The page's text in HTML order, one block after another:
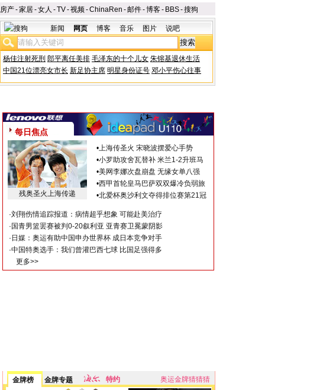
房产-家居-女人 -TV-视频-ChinaRen -邮件-博客- BBS-搜狗
新闻 网页 博客 音乐 图片 说吧
杨佳注射死刑 郎平离任美排 毛泽东的十个儿女 朱镕基退休生活
中国21位漂亮女市长 新足协主席 明星身份证号 邓小平伤心往事
每日焦点
残奥圣火上海传递
•上海传圣火 宋晓波摆爱心手势
•小罗助攻舍瓦替补 米兰1-2升班马
•美网李娜次盘崩盘 无缘女单八强
•西甲首轮皇马巴萨双双爆冷负弱旅
•北爱杯奥沙利文夺得排位赛第21冠
·刘翔伤情追踪报道：病情超乎想象 可能赴美治疗
· 国青男篮罢赛被判0-20叙利亚 亚青赛卫冕蒙阴影
· 日媒：奥运有助中国申办世界杯 成日本竞争对手
·中国特奥选手：我们曾灌巴西七球 比国足强得多
更多>>
金牌榜 金牌专题 特约
奥运金牌猜猜猜